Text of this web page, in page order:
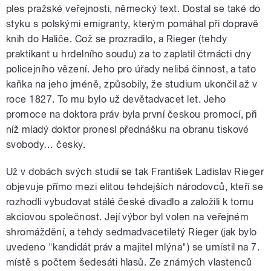
ples pražské veřejnosti, německý text. Dostal se také do
styku s polskými emigranty, kterým pomáhal při dopravě
knih do Haliče. Což se prozradilo, a Rieger (tehdy
praktikant u hrdelního soudu) za to zaplatil čtrnácti dny
policejního vězení. Jeho pro úřady nelibá činnost, a tato
kaňka na jeho jméně, způsobily, že studium ukončil až v
roce 1827. To mu bylo už devětadvacet let. Jeho
promoce na doktora práv byla první českou promocí, při
níž mladý doktor pronesl přednášku na obranu tiskové
svobody… česky.
Už v dobách svých studií se tak František Ladislav Rieger
objevuje přímo mezi elitou tehdejších národovců, kteří se
rozhodli vybudovat stálé české divadlo a založili k tomu
akciovou společnost. Její výbor byl volen na veřejném
shromáždění, a tehdy sedmadvacetiletý Rieger (jak bylo
uvedeno "kandidát práv a majitel mlýna") se umístil na 7.
místě s počtem šedesáti hlasů. Ze známých vlastenců